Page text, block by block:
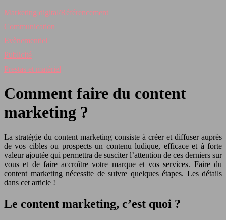
Marketing digital/Référencement
Communication
Evènementiel
Publicité
Prestas et matériel
Comment faire du content
marketing ?
La stratégie du content marketing consiste à créer et diffuser auprès
de vos cibles ou prospects un contenu ludique, efficace et à forte
valeur ajoutée qui permettra de susciter l’attention de ces derniers sur
vous et de faire accroître votre marque et vos services. Faire du
content marketing nécessite de suivre quelques étapes. Les détails
dans cet article !
Le content marketing, c’est quoi ?